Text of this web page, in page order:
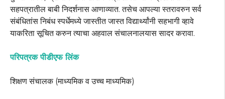
सहपत्रातील बाबी निदर्शनास आणाव्यात. तसेच आपल्या स्तरावरुन सर्व
संबंधितांस निबंध स्पर्धेमध्ये जास्तीत जास्त विद्यार्थ्यांनी सहभागी व्हावे
याकरिता सूचित करुन त्याचा अहवाल संचालनालयास सादर करावा.
परिपत्रक पीडीएफ लिंक
शिक्षण संचालक (माध्यमिक व उच्च माध्यमिक)